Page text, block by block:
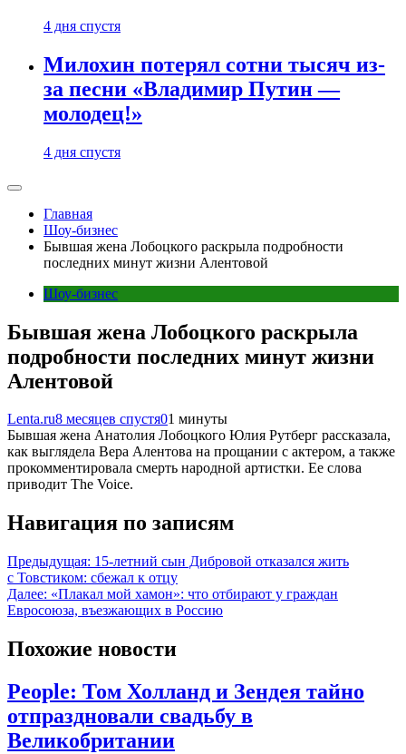
4 дня спустя
Милохин потерял сотни тысяч из-
за песни «Владимир Путин —
молодец!»
4 дня спустя
Главная
Шоу-бизнес
Бывшая жена Лобоцкого раскрыла подробности
последних минут жизни Алентовой
Шоу-бизнес
Бывшая жена Лобоцкого раскрыла
подробности последних минут жизни
Алентовой
Lenta.ru8 месяцев спустя01 минуты
Бывшая жена Анатолия Лобоцкого Юлия Рутберг рассказала,
как выглядела Вера Алентова на прощании с актером, а также
прокомментировала смерть народной артистки. Ее слова
приводит The Voice.
Навигация по записям
Предыдущая: 15-летний сын Дибровой отказался жить
с Товстиком: сбежал к отцу
Далее: «Плакал мой хамон»: что отбирают у граждан
Евросоюза, въезжающих в Россию
Похожие новости
People: Том Холланд и Зендея тайно
отпраздновали свадьбу в
Великобритании